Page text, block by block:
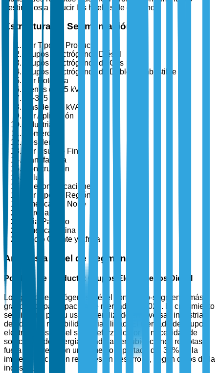
destinados a reducir las huellas de carbono.
Estructura de Segmentación
Por Tipo de Producto
Grupos Electrógenos Diésel
Grupos Electrógenos de Gas
Grupos Electrógenos de Doble Combustible
Por Potencia
Menos de 75 kVA
75-375 kVA
Más de 375 kVA
Por Aplicación
Industrial
Comercial
Residencial
Por Usuario Final
Manufactura
Construcción
Salud
Telecomunicaciones
Por Tipo de Región
América del Norte
Europa
Asia-Pacífico
América Latina
Medio Oriente y África
Análisis a Nivel de Segmento
Por Tipo de Producto: Grupos Electrógenos Diésel
Los grupos electrógenos diésel son el sub-segmento más
grande por participación de mercado en 2025. El crecimiento
se alimenta por su uso generalizado en diversas industrias
debido a su rentabilidad y fiabilidad. El mercado de grupos
electrógenos diésel se ve reforzado por la necesidad de
soluciones de energía duraderas en ubicaciones remotas y
fuera de la red, con un aumento reportado del 38% en la
implementación en regiones en desarrollo, según datos de la
industria.